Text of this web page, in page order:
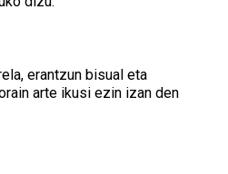
erantzun bisual eta
arte ikusi ezin izan den